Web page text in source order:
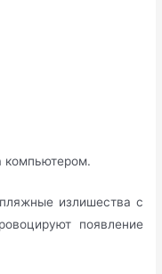
компьютером.
излишества с
появление